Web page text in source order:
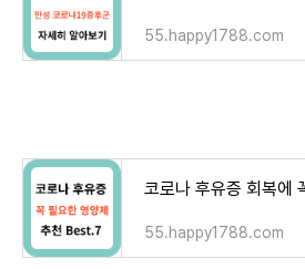
55.happy1788.com
55.happy1788.com